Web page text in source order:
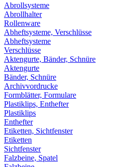
Abrollsysteme
Abrollhalter
Rollenware
Abheftsysteme, Verschlüsse
Abheftsysteme
Verschlüsse
Aktengurte, Bänder, Schnüre
Aktengurte
Bänder, Schnüre
Archivvordrucke
Formblätter, Formulare
Plastiklips, Enthefter
Plastiklips
Enthefter
Etiketten, Sichtfenster
Etiketten
Sichtfenster
Falzbeine, Spatel